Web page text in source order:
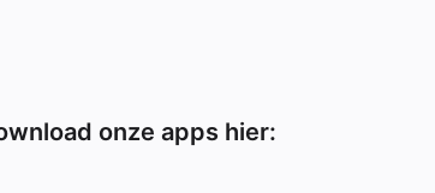
onze apps hier: